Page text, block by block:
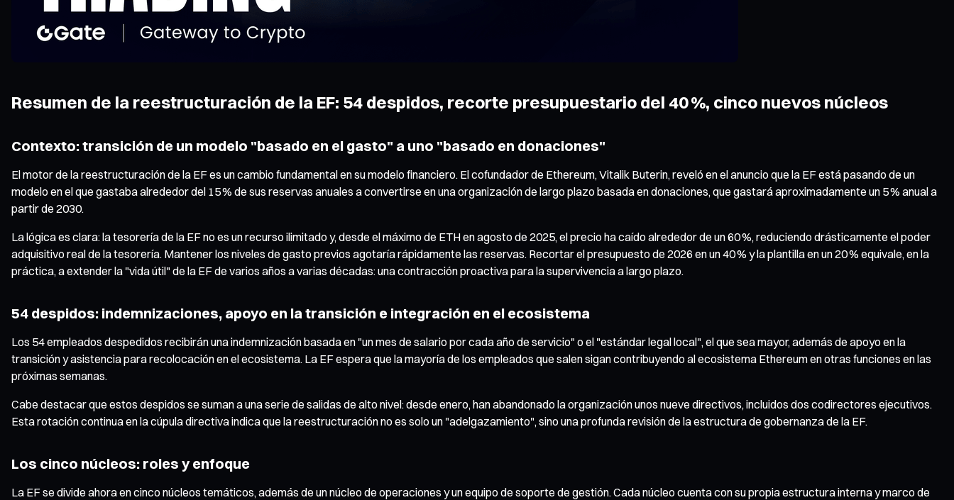
Resumen de la reestructuración de la EF: 54 despidos, recorte presupuestario del 40 %, cinco nuevos núcleos
Contexto: transición de un modelo "basado en el gasto" a uno "basado en donaciones"
El motor de la reestructuración de la EF es un cambio fundamental en su modelo financiero. El cofundador de Ethereum, Vitalik Buterin, reveló en el anuncio que la EF está pasando de un
modelo en el que gastaba alrededor del 15 % de sus reservas anuales a convertirse en una organización de largo plazo basada en donaciones, que gastará aproximadamente un 5 % anual a
partir de 2030.
La lógica es clara: la tesorería de la EF no es un recurso ilimitado y, desde el máximo de ETH en agosto de 2025, el precio ha caído alrededor de un 60 %, reduciendo drásticamente el poder
adquisitivo real de la tesorería. Mantener los niveles de gasto previos agotaría rápidamente las reservas. Recortar el presupuesto de 2026 en un 40 % y la plantilla en un 20 % equivale, en la
práctica, a extender la "vida útil" de la EF de varios años a varias décadas: una contracción proactiva para la supervivencia a largo plazo.
54 despidos: indemnizaciones, apoyo en la transición e integración en el ecosistema
Los 54 empleados despedidos recibirán una indemnización basada en "un mes de salario por cada año de servicio" o el "estándar legal local", el que sea mayor, además de apoyo en la
transición y asistencia para recolocación en el ecosistema. La EF espera que la mayoría de los empleados que salen sigan contribuyendo al ecosistema Ethereum en otras funciones en las
próximas semanas.
Cabe destacar que estos despidos se suman a una serie de salidas de alto nivel: desde enero, han abandonado la organización unos nueve directivos, incluidos dos codirectores ejecutivos.
Esta rotación continua en la cúpula directiva indica que la reestructuración no es solo un "adelgazamiento", sino una profunda revisión de la estructura de gobernanza de la EF.
Los cinco núcleos: roles y enfoque
La EF se divide ahora en cinco núcleos temáticos, además de un núcleo de operaciones y un equipo de soporte de gestión. Cada núcleo cuenta con su propia estructura interna y marco de